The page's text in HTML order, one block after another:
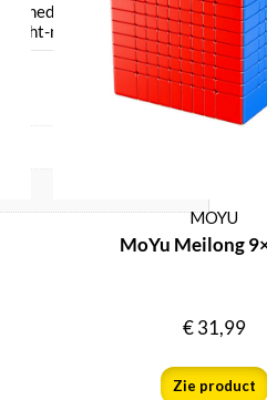
Octahedral: draait als 2×2
gezicht-mapping
MOYU
MoYu Meilong
€31,99
Zie product